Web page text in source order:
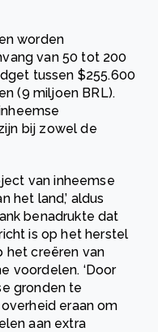
worden
van 50 tot 200
tussen $255.600
(9 miljoen BRL).
bij zowel de
van inheemse
het land,’ aldus
benadrukte dat
is op het herstel
het creëren van
voordelen. ‘Door
gronden te
eraan om
aan extra